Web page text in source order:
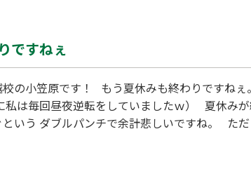
ですねぇ
校の小笠原です！ もう夏休みも終わりですね
私は毎回昼夜逆転をしていましたｗ） 夏休み
いう ダブルパンチで余計悲しいですね。 た